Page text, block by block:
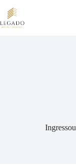
para
o